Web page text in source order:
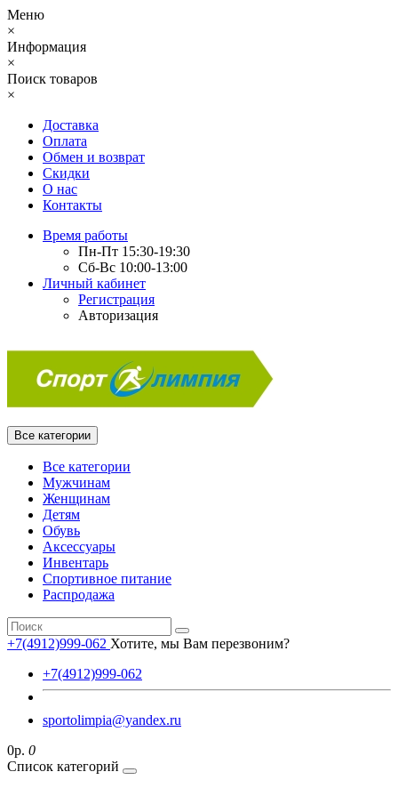
Меню
×
Информация
×
Поиск товаров
×
Доставка
Оплата
Обмен и возврат
Скидки
О нас
Контакты
Время работы
Пн-Пт 15:30-19:30
Сб-Вс 10:00-13:00
Личный кабинет
Регистрация
Авторизация
Все категории
Все категории
Мужчинам
Женщинам
Детям
Обувь
Аксессуары
Инвентарь
Спортивное питание
Распродажа
+7(4912)999-062 Хотите, мы Вам перезвоним?
+7(4912)999-062
sportolimpia@yandex.ru
0р. 0
Список категорий